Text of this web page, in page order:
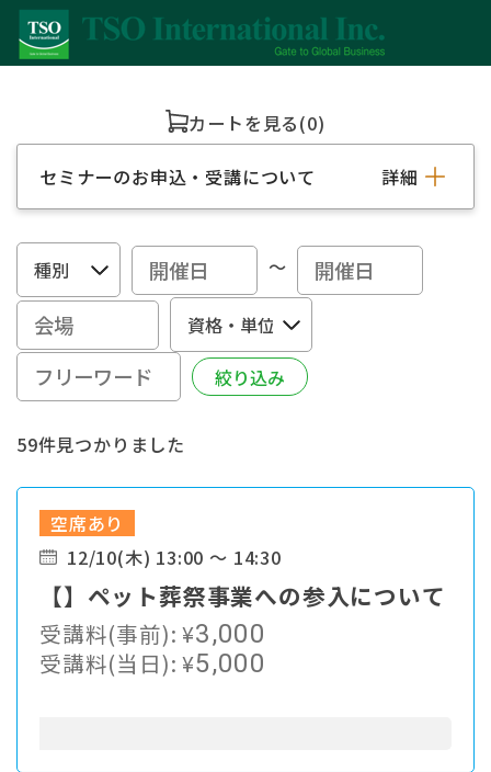
カートを見る(0)
セミナーのお申込・受講について 詳細
～
59件見つかりました
空席あり
12/10(木) 13:00 ～ 14:30
【】ペット葬祭事業への参入について
受講料(事前):¥3,000
受講料(当日):¥5,000